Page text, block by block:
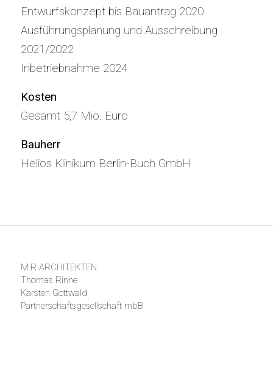
Entwurfskonzept bis Bauantrag 2020
Ausführungsplanung und Ausschreibung
2021/2022
Inbetriebnahme 2024
Kosten
Gesamt 5,7 Mio. Euro
Bauherr
Helios Klinikum Berlin-Buch GmbH
M.R ARCHITEKTEN
Thomas Rinne
Karsten Gottwald
Partnerschaftsgesellschaft mbB